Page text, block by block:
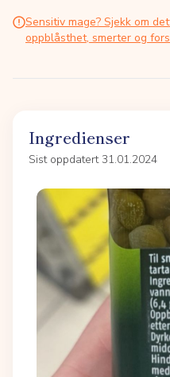
Sensitiv mage? Sjekk om
oppblåsthet, smerter og
Ingredienser
Sist oppdatert 31.01.2024